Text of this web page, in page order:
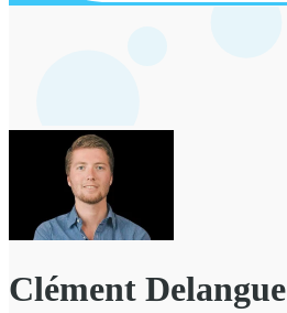
Clément Delangue